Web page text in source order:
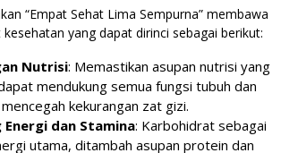
“Empat Sehat Lima Sempurna” membawa
yang dapat dirinci sebagai berikut:
Nutrisi: Memastikan asupan nutrisi yang
mendukung semua fungsi tubuh dan
mencegah kekurangan zat gizi.
Energi dan Stamina: Karbohidrat sebagai
utama, ditambah asupan protein dan